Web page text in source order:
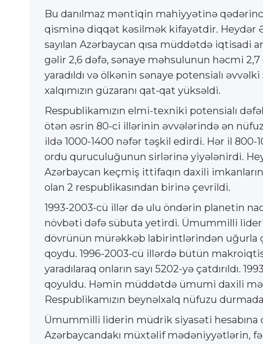
Bu danılmaz məntiqin mahiyyətinə
qisminə diqqət kəsilmək kifayətdir. Heydər
sayılan Azərbaycan qısa müddətdə
gəlir 2,6 dəfə, sənaye məhsulunun həcmi
yaradıldı və ölkənin sənaye potensialı
xalqımızın güzaranı qat-qat yüksəldi.
Respublikamızın elmi-texniki potensialı
ötən əsrin 80-ci illərinin əvvələrində ən
ildə 1000-1400 nəfər təşkil edirdi. Hər il 800-
ordu quruculuğunun sirlərinə yiyələnirdi.
Azərbaycan keçmiş ittifaqın daxili
olan 2 respublikasından birinə çevrildi.
1993-2003-cü illər də ulu öndərin planetin
növbəti dəfə sübuta yetirdi. Ümummilli
dövrünün mürəkkəb labirintlərindən uğurla
qoydu. 1996-2003-cü illərdə bütün
yaradılaraq onların sayı 5202-yə çatdırıldı.
qoyuldu. Həmin müddətdə ümumi daxili
Respublikamızın beynəlxalq nüfuzu
Ümummilli liderin müdrik siyasəti
Azərbaycandakı müxtəlif mədəniyyətlərin,